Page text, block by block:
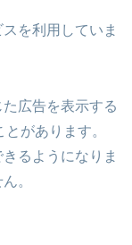
を利用していま
広告を表示する
があります。
るようになりま
。